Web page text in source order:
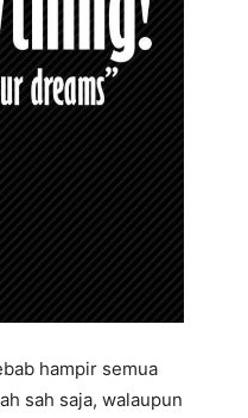
hampir semua
sah saja, walaupun